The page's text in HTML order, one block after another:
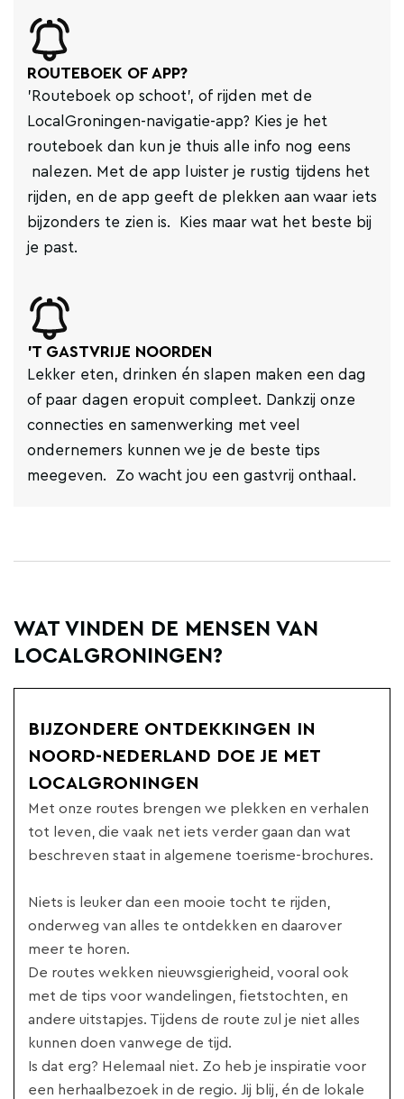
ROUTEBOEK OF APP?
'Routeboek op schoot', of rijden met de
LocalGroningen-navigatie-app? Kies je het
routeboek dan kun je thuis alle info nog eens
nalezen. Met de app luister je rustig tijdens het
rijden, en de app geeft de plekken aan waar iets
bijzonders te zien is. Kies maar wat het beste bij
je past.
'T GASTVRIJE NOORDEN
Lekker eten, drinken én slapen maken een dag
of paar dagen eropuit compleet. Dankzij onze
connecties en samenwerking met veel
ondernemers kunnen we je de beste tips
meegeven. Zo wacht jou een gastvrij onthaal.
WAT VINDEN DE MENSEN VAN
LOCALGRONINGEN?
BIJZONDERE ONTDEKKINGEN IN
NOORD-NEDERLAND DOE JE MET
LOCALGRONINGEN
Met onze routes brengen we plekken en verhalen
tot leven, die vaak net iets verder gaan dan wat
beschreven staat in algemene toerisme-brochures.
Niets is leuker dan een mooie tocht te rijden,
onderweg van alles te ontdekken en daarover
meer te horen.
De routes wekken nieuwsgierigheid, vooral ook
met de tips voor wandelingen, fietstochten, en
andere uitstapjes. Tijdens de route zul je niet alles
kunnen doen vanwege de tijd.
Is dat erg? Helemaal niet. Zo heb je inspiratie voor
een herhaalbezoek in de regio. Jij blij, én de lokale